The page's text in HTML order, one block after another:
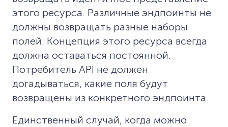
этого ресурса. Различные эндпоинты не
должны возвращать разные наборы
полей. Концепция этого ресурса всегда
должна оставаться постоянной.
Потребитель API не должен
догадываться, какие поля будут
возвращены из конкретного эндпоинта.
Единственный случай, когда можно